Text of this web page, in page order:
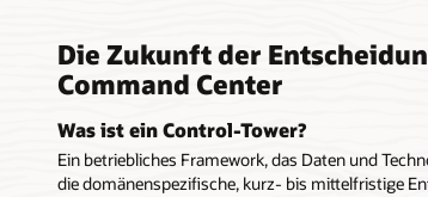
Die Zukunft der
Command Center
Was ist ein Control-Tower?
Ein betriebliches Framework, das Daten und
die domänenspezifische, kurz- bis mittelfristige